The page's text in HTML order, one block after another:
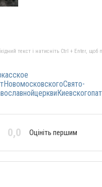
текст і натисніть Ctrl + Enter, щоб
0,0 Оцініть першим